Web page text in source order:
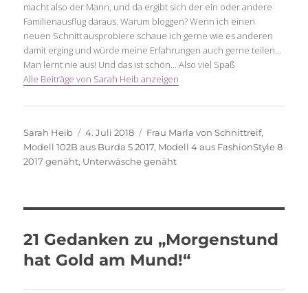
macht also der Mann, und da ergibt sich der ein oder andere
Familienausflug daraus. Warum bloggen? Wenn ich einen
neuen Schnitt ausprobiere schaue ich gerne wie es anderen
damit erging und würde meine Erfahrungen auch gerne teilen...
Man lernt nie aus! Und das ist schön... Also viel Spaß
Alle Beiträge von Sarah Heib anzeigen
Autor
Sarah Heib
Veröffentlicht
am
4. Juli 2018 Schlagwörter
Frau Marla von Schnittreif,
Modell 102B aus Burda 5 2017, Modell 4 aus FashionStyle 8
2017 genäht, Unterwäsche genäht
21 Gedanken zu „Morgenstund
hat Gold am Mund!“